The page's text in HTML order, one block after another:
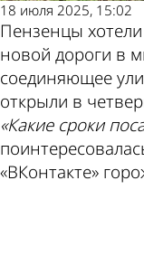
18 июля 2025, 15:02
Пензенцы
новой дороги в
соединяющее
открыли в
«Какие сроки
«ВКонтакте»